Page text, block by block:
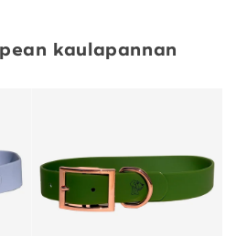
kaulapannan